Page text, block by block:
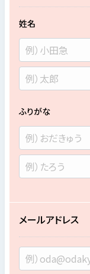
姓名
ふりがな
メールアドレス